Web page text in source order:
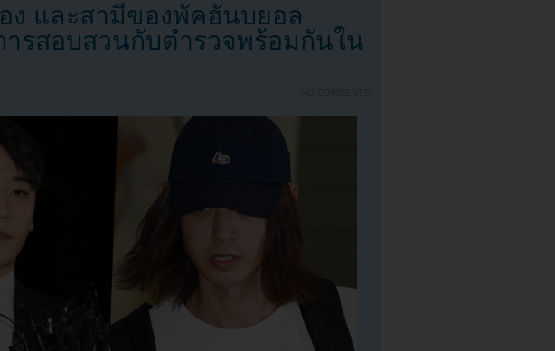
ง และสามีของพัคฮันบยอล
ารสอบสวนกับตำรวจพร้อมกันใน
NO COMMENTS